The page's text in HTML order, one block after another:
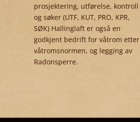
prosjektering, utførelse, kontroll
og søker (UTF, KUT, PRO, KPR,
SØK) Hallinglaft er også en
godkjent bedrift for våtrom etter
våtromsnormen, og legging av
Radonsperre.